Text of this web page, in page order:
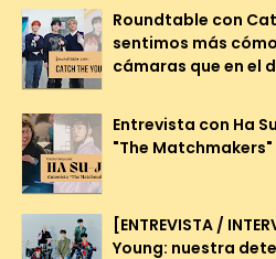
Roundtable con
sentimos más
cámaras que en el
Entrevista con Ha
"The
[ENTREVISTA /
Young: nuestra